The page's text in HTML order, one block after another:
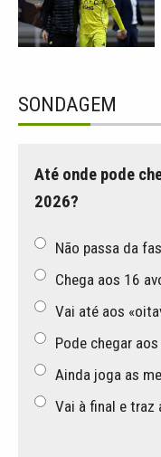
SONDAGEM
Até onde pode
2026?
Não passa da
Chega aos 16
Vai até aos
Pode chegar
Ainda joga as
Vai à final e traz